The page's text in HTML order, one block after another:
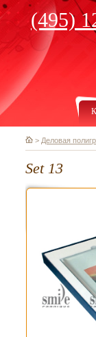
(495)
> Деловая
Set 13